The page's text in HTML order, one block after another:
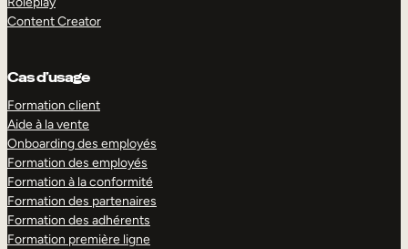
Content Creator
Cas d’usage
Formation client
Aide à la vente
Onboarding des employés
Formation des employés
Formation à la conformité
Formation des partenaires
Formation des adhérents
Formation première ligne